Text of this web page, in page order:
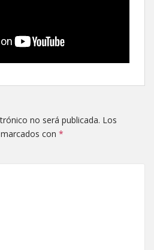
no será publicada. Los
con *